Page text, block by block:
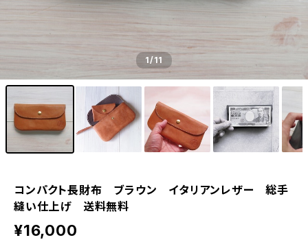
1/11
コンパクト長財布 ブラウン イタリアンレザー 総手
縫い仕上げ 送料無料
¥16,000